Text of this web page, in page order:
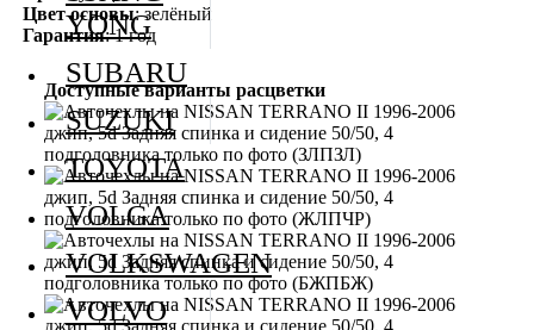
Цвет основы: зелёный
Гарантия: 1 год
Доступные варианты расцветки
YONG
SUBARU
SUZUKI
TOYOTA
VOLGA
VOLKSWAGEN
VOLVO